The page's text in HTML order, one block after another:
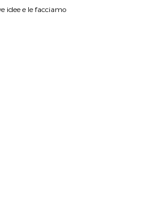
idee e le facciamo